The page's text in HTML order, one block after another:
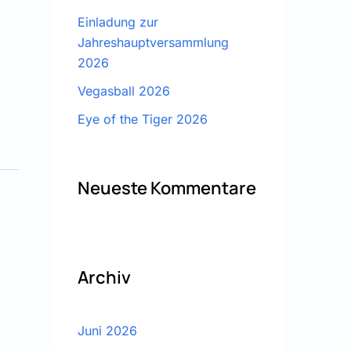
Einladung zur
Jahreshauptversammlung
2026
Vegasball 2026
Eye of the Tiger 2026
Neueste Kommentare
Archiv
Juni 2026